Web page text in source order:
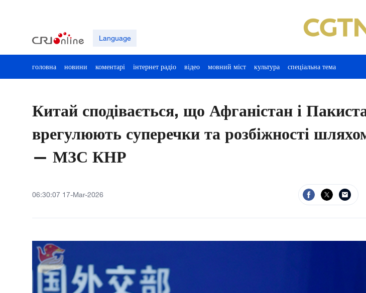
Language
головна новини коментарі інтернет радіо відео мовний міст культура спеціальна тема
Китай сподівається, що Афганістан і
врегулюють суперечки та розбіжності
— МЗС КНР
06:30:07 17-Mar-2026